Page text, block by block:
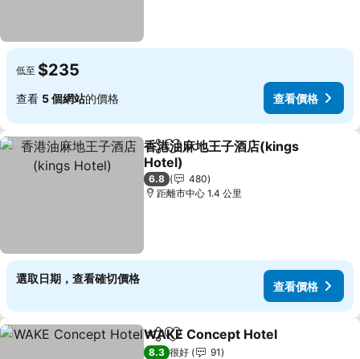
低至 $235
查看 5 個網站的價格 查看價格
分享 放到收藏夾
香港油麻地王子酒店(kings
Hotel)
查看價格
6.8
480
距離市中心 1.4 公里
選取日期，查看確切價格
查看價格
分享 放到收藏夾
WAKE Concept Hotel
8.3 很好
91